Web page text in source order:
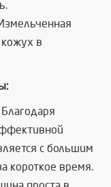
кожух в
с большим
короткое время.